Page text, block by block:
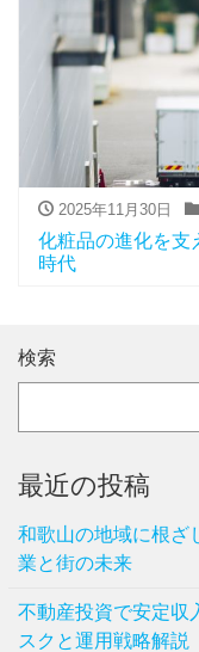
2025年11月30日
化粧品の進化を支
時代
検索
最近の投稿
和歌山の地域に根ざ
業と街の未来
不動産投資で安定収
スクと運用戦略解説